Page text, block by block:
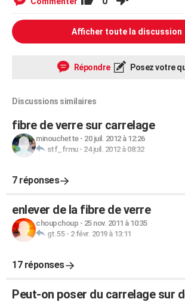
Afficher toute la discussion
Répondre Posez votre
Discussions similaires
fibre de verre sur carrelage
minouchette- 20 juil. 2012 à 12:26
stf_frmu- 24 juil. 2012 à 08:32
7 réponses
enlever de la fibre de verre
choupchoup - 25 nov. 2011 à 10:35
gt.55- 2 févr. 2019 à 13:11
17 réponses
Peut-on poser du carrelage sur